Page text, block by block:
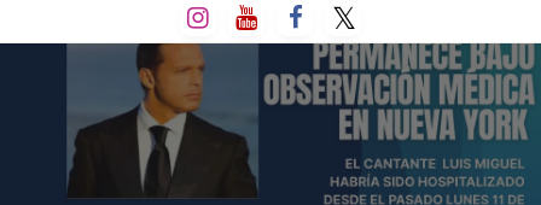
al